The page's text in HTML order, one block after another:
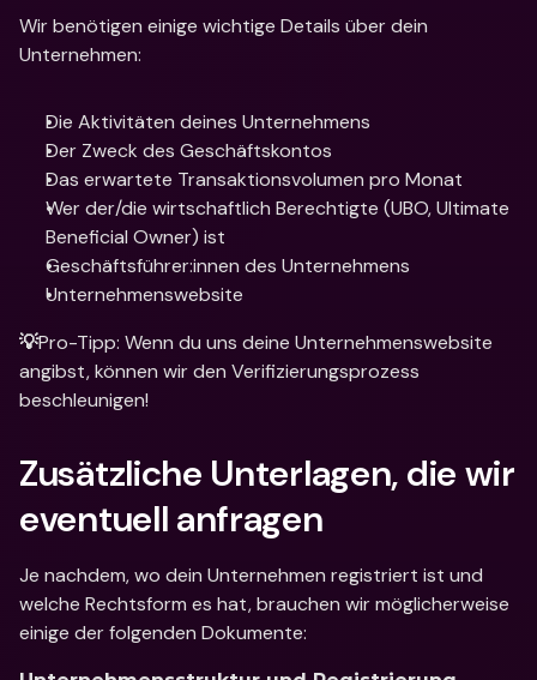
Wir benötigen einige wichtige Details über dein
Unternehmen:
Die Aktivitäten deines Unternehmens
Der Zweck des Geschäftskontos
Das erwartete Transaktionsvolumen pro Monat
Wer der/die wirtschaftlich Berechtigte (UBO, Ultimate
Beneficial Owner) ist
Geschäftsführer:innen des Unternehmens
Unternehmenswebsite
💡Pro-Tipp: Wenn du uns deine Unternehmenswebsite
angibst, können wir den Verifizierungsprozess
beschleunigen!
Zusätzliche Unterlagen, die wir
eventuell anfragen
Je nachdem, wo dein Unternehmen registriert ist und
welche Rechtsform es hat, brauchen wir möglicherweise
einige der folgenden Dokumente: